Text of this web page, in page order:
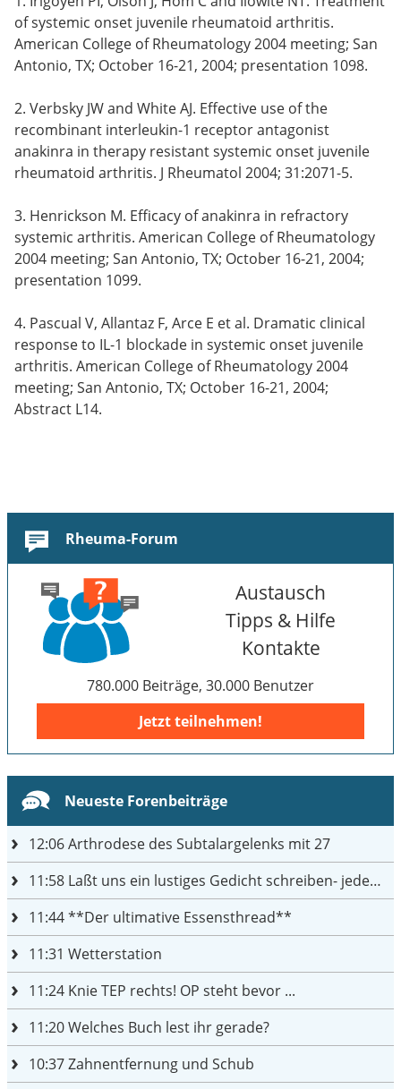
of systemic onset juvenile rheumatoid arthritis.
American College of Rheumatology 2004 meeting; San
Antonio, TX; October 16-21, 2004; presentation 1098.
2. Verbsky JW and White AJ. Effective use of the
recombinant interleukin-1 receptor antagonist
anakinra in therapy resistant systemic onset juvenile
rheumatoid arthritis. J Rheumatol 2004; 31:2071-5.
3. Henrickson M. Efficacy of anakinra in refractory
systemic arthritis. American College of Rheumatology
2004 meeting; San Antonio, TX; October 16-21, 2004;
presentation 1099.
4. Pascual V, Allantaz F, Arce E et al. Dramatic clinical
response to IL-1 blockade in systemic onset juvenile
arthritis. American College of Rheumatology 2004
meeting; San Antonio, TX; October 16-21, 2004;
Abstract L14.
Rheuma-Forum
Austausch
Tipps & Hilfe
Kontakte
780.000 Beiträge, 30.000 Benutzer
Jetzt teilnehmen!
Neueste Forenbeiträge
12:06Arthrodese des Subtalargelenks mit 27
11:58 Laßt uns ein lustiges Gedicht schreiben- jeder einen Satz
11:44**Der ultimative Essensthread**
11:31 Wetterstation
11:24 Knie TEP rechts! OP steht bevor ...
11:20Welches Buch lest ihr gerade?
10:37Zahnentfernung und Schub